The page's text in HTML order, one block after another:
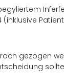
gezogen